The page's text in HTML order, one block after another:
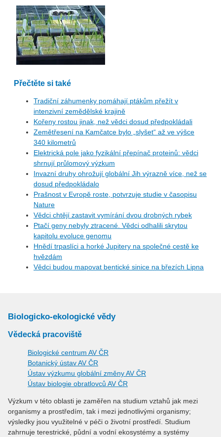
Přečtěte si také
Tradiční záhumenky pomáhají ptákům přežít v
intenzivní zemědělské krajině
Kořeny rostou jinak, než vědci dosud předpokládali
Zemětřesení na Kamčatce bylo „slyšet“ až ve výšce
340 kilometrů
Elektrická pole jako fyzikální přepínač proteinů: vědci
shrnují průlomový výzkum
Invazní druhy ohrožují globální Jih výrazně více, než se
dosud předpokládalo
Prašnost v Evropě roste, potvrzuje studie v časopisu
Nature
Vědci chtějí zastavit vymírání dvou drobných rybek
Ptačí geny nebyly ztracené. Vědci odhalili skrytou
kapitolu evoluce genomu
Hnědí trpaslíci a horké Jupitery na společné cestě ke
hvězdám
Vědci budou mapovat bentické sinice na březích Lipna
Biologicko-ekologické vědy
Vědecká pracoviště
Biologické centrum AV ČR
Botanický ústav AV ČR
Ústav výzkumu globální změny AV ČR
Ústav biologie obratlovců AV ČR
Výzkum v této oblasti je zaměřen na studium vztahů jak mezi
organismy a prostředím, tak i mezi jednotlivými organismy;
výsledky jsou využitelné v péči o životní prostředí. Studium
zahrnuje terestrické, půdní a vodní ekosystémy a systémy